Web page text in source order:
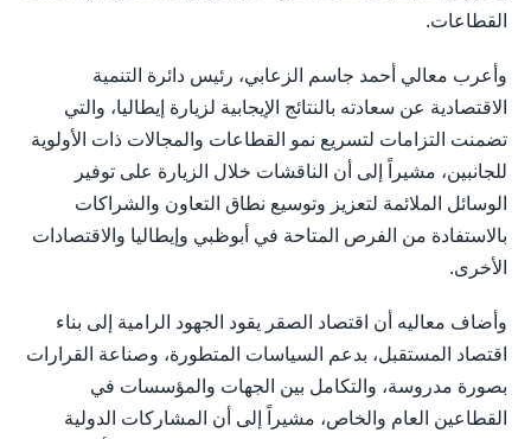
القطاعات.
وأعرب معالي أحمد جاسم الزعابي، رئيس دائرة التنمية
الاقتصادية عن سعادته بالنتائج الإيجابية لزيارة إيطاليا، والتي
تضمنت التزامات لتسريع نمو القطاعات والمجالات ذات الأولوية
للجانبين، مشيراً إلى أن الناقشات خلال الزيارة على توفير
الوسائل الملائمة لتعزيز وتوسيع نطاق التعاون والشراكات
بالاستفادة من الفرص المتاحة في أبوظبي وإيطاليا والاقتصادات
الأخرى.
وأضاف معاليه أن اقتصاد الصقر يقود الجهود الرامية إلى بناء
اقتصاد المستقبل، بدعم السياسات المتطورة، وصناعة القرارات
بصورة مدروسة، والتكامل بين الجهات والمؤسسات في
القطاعين العام والخاص، مشيراً إلى أن المشاركات الدولية